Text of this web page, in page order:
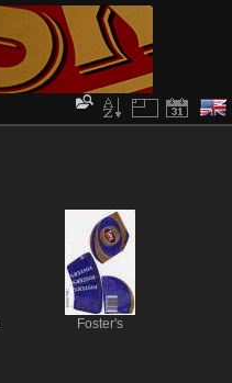
Foster's